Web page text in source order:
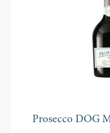
Prosecco DOG